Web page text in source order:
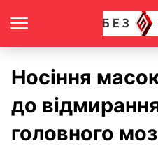
Носіння
до
головного